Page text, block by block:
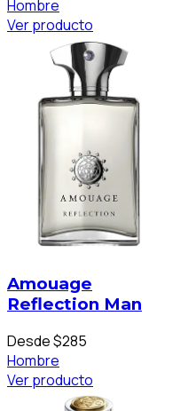
Hombre
Ver producto
Amouage
Reflection Man
Desde $285
Hombre
Ver producto